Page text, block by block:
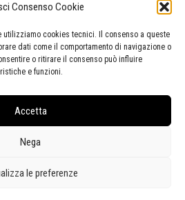
Consenso Cookie
utilizziamo cookies tecnici. Il consenso a queste
dati come il comportamento di navigazione o
o ritirare il consenso può influire
e funzioni.
Accetta
Nega
le preferenze
338 5714978 (orario apertura Galleria)
13.00)